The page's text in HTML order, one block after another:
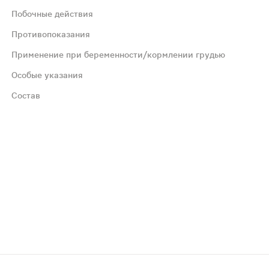
раза в день, или по 1 капсуле (массой 1300 мг) 3
Побочные действия
Противопоказания
Применение при беременности/кормлении грудью
Особые указания
Состав